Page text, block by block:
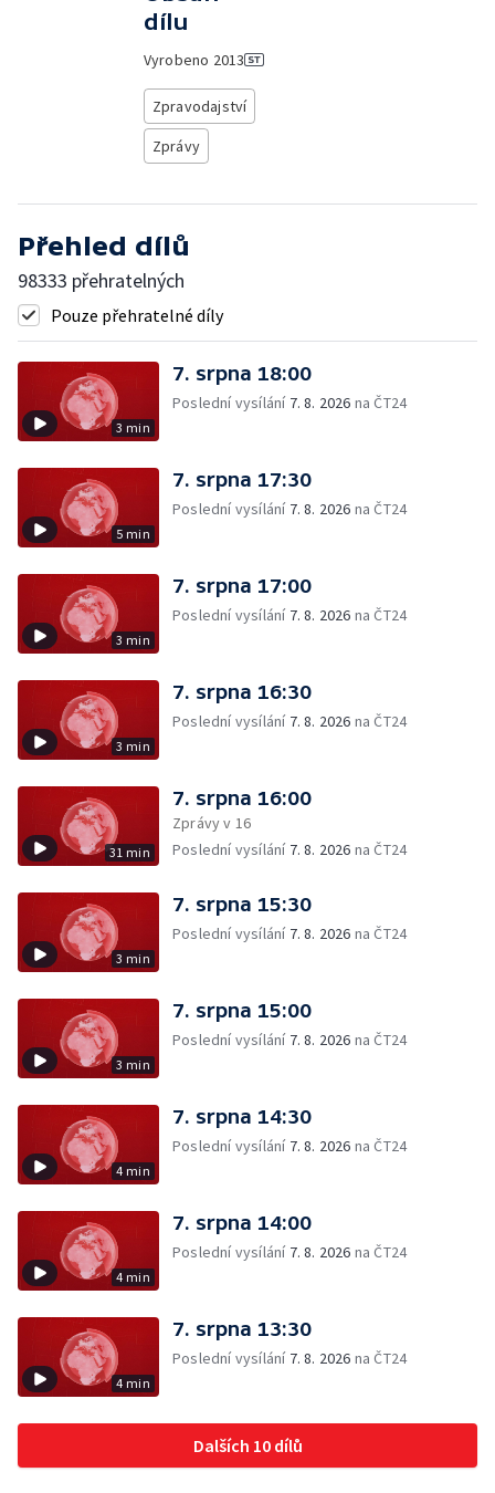
dílu
Vyrobeno 2013
Zpravodajství
Zprávy
Přehled dílů
98333 přehratelných
Pouze přehratelné díly
3 min
7. srpna 18:00
Poslední vysílání 7. 8. 2026 na ČT24
5 min
7. srpna 17:30
Poslední vysílání 7. 8. 2026 na ČT24
3 min
7. srpna 17:00
Poslední vysílání 7. 8. 2026 na ČT24
3 min
7. srpna 16:30
Poslední vysílání 7. 8. 2026 na ČT24
31 min
7. srpna 16:00
Zprávy v 16
Poslední vysílání 7. 8. 2026 na ČT24
3 min
7. srpna 15:30
Poslední vysílání 7. 8. 2026 na ČT24
3 min
7. srpna 15:00
Poslední vysílání 7. 8. 2026 na ČT24
4 min
7. srpna 14:30
Poslední vysílání 7. 8. 2026 na ČT24
4 min
7. srpna 14:00
Poslední vysílání 7. 8. 2026 na ČT24
4 min
7. srpna 13:30
Poslední vysílání 7. 8. 2026 na ČT24
Dalších 10 dílů